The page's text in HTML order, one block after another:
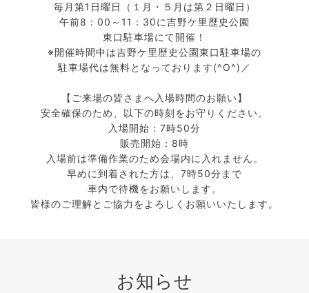
毎月第1日曜日（１月・５月は第２日曜日）
午前8：00～11：30に吉野ケ里歴史公園
東口駐車場にて開催！
※開催時間中は吉野ケ里歴史公園東口駐車場の
駐車場代は無料となっております(^O^)／
【ご来場の皆さまへ入場時間のお願い】
安全確保のため、以下の時刻をお守りください。
入場開始：7時50分
販売開始：8時
入場前は準備作業のため会場内に入れません。
早めに到着された方は、7時50分まで
車内で待機をお願いします。
皆様のご理解とご協力をよろしくお願いいたします。
お知らせ